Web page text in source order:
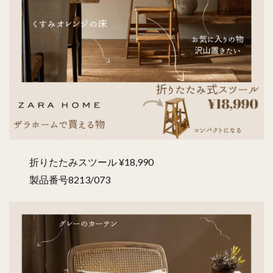
折りたたみスツール ¥18,990
製品番号8213/073